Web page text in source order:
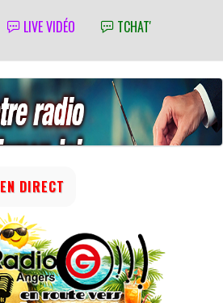
LIVE VIDÉO TCHAT'
EN DIRECT